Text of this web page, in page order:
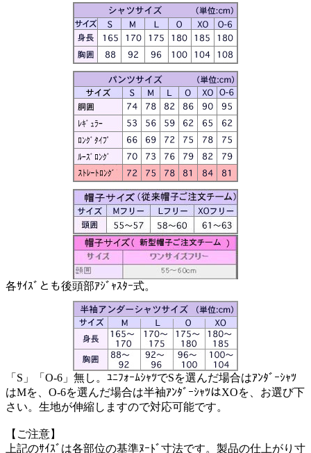
各ｻｲｽﾞとも後頭部ｱｼﾞｬｽﾀｰ式。
「S」「O-6」無し。ﾕﾆﾌｫｰﾑｼｬﾂでSを選んだ場合はｱﾝﾀﾞｰｼｬﾂ
はMを、O-6を選んだ場合は半袖ｱﾝﾀﾞｰｼｬﾂはXOを、お選び下
さい。生地が伸縮しますので対応可能です。
【ご注意】
上記のｻｲｽﾞは各部位の基準ﾇｰﾄﾞ寸法です。製品の仕上がり寸